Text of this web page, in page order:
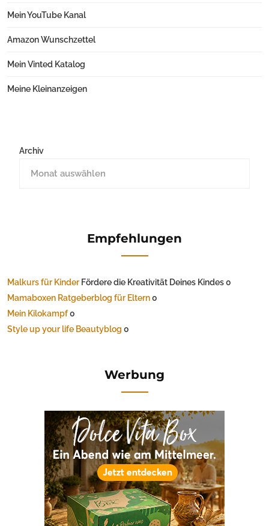
Mein YouTube Kanal
Amazon Wunschzettel
Mein Vinted Katalog
Meine Kleinanzeigen
Archiv
Empfehlungen
Malkurs für Kinder Fördere die Kreativität Deines Kindes 0
Mamaboxen Ratgeberblog für Eltern0
Mein Kilokampf0
Style up your life Beautyblog 0
Werbung